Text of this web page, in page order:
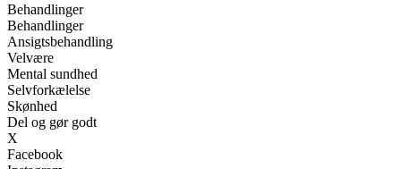
Behandlinger
Behandlinger
Ansigtsbehandling
Velvære
Mental sundhed
Selvforkælelse
Skønhed
Del og gør godt
X
Facebook